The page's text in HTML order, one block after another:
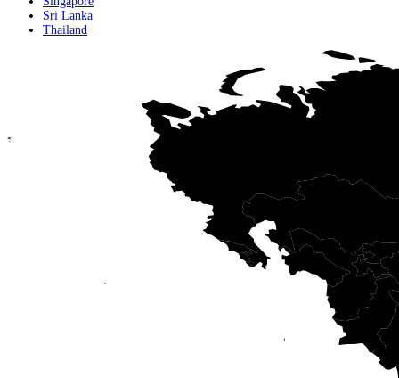
Sri Lanka
Thailand